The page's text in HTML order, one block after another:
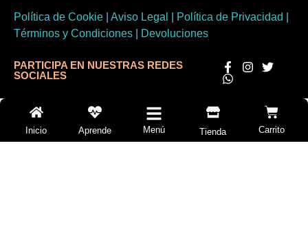
Política de Cookie Aviso Legal Política de Privacidad
Términos y Condiciones
Devoluciones
PARTICIPA EN NUESTRAS REDES
SOCIALES
Inicio Aprende Menú Tienda Carrito